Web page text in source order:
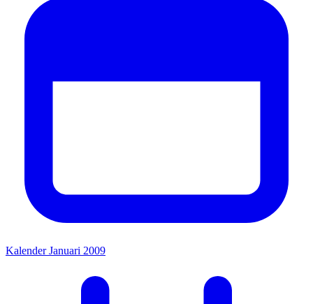
Kalender Januari 2009